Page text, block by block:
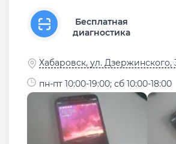
Бесплатная
диагностика
Хабаровск, ул. Дзержинского,
пн-пт 10:00-19:00; сб 10:00-18:00